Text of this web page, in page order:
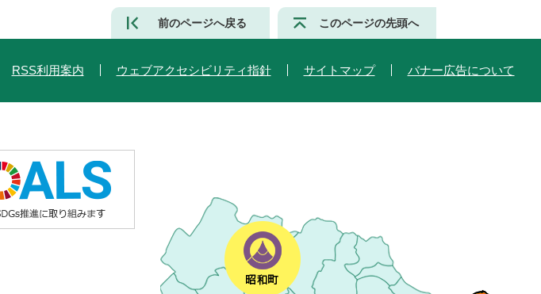
前のページへ戻る このページの先頭へ
RSS利用案内 ウェブアクセシビリティ指針 サイトマップ バナー広告について